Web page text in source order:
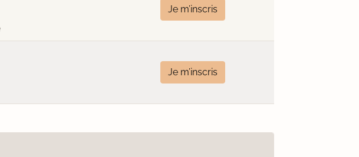
Je m’inscris
Je m’inscris